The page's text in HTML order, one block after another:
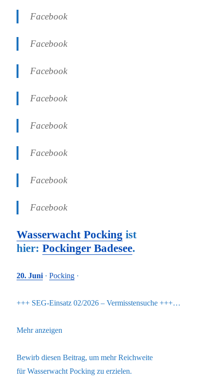
Facebook
Facebook
Facebook
Facebook
Facebook
Facebook
Facebook
Facebook
Wasserwacht Pocking ist
hier:Pockinger Badesee.
20. Juni ·Pocking ·
+++ SEG-Einsatz 02/2026 – Vermisstensuche +++…
Mehr anzeigen
Bewirb diesen Beitrag, um mehr Reichweite
für Wasserwacht Pocking zu erzielen.